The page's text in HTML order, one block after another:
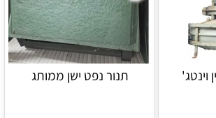
וינטג' תנור נפט ישן ממותג